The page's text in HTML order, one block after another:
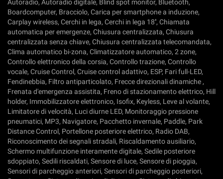
Autoradio, Autoradio digitale, Blind spot monitor, Bluetooth,
Boardcomputer, Bracciolo, Carica per smartphone a induzione,
Carplay wireless, Cerchi in lega, Cerchi in lega 18'', Chiamata
automatica per emergenze, Chiusura centralizzata, Chiusura
centralizzata senza chiave, Chiusura centralizzata telecomandata,
Clima automatico bi-zona, Climatizzatore automatico, 2 zone,
Controllo elettronico della corsia, Controllo trazione, Controllo
vocale, Cruise Control, Cruise control adattivo, ESP, Fari full-LED,
Fendinebbia, Filtro antiparticolato, Frecce direzionali dinamiche ,
Frenata d'emergenza assistita, Freno di stazionamento elettrico, Hill
holder, Immobilizzatore elettronico, Isofix, Keyless, Leve al volante,
Limitatore di velocità, Luci diurne LED, Monitoraggio pressione
pneumatici, MP3, Navigatore, Pacchetto invernale, Paddle, Park
Distance Control, Portellone posteriore elettrico, Radio DAB,
Riconoscimento dei segnali stradali, Riscaldamento ausiliario,
Schermo multifunzione interamente digitale, Sedile posteriore
sdoppiato, Sedili riscaldati, Sensore di luce, Sensore di pioggia,
Sensori di parcheggio anteriori, Sensori di parcheggio posteriori,